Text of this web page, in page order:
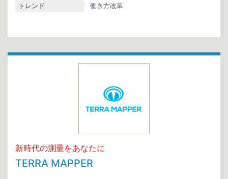
トレンド 働き方改革
新時代の測量をあなたに
TERRA MAPPER